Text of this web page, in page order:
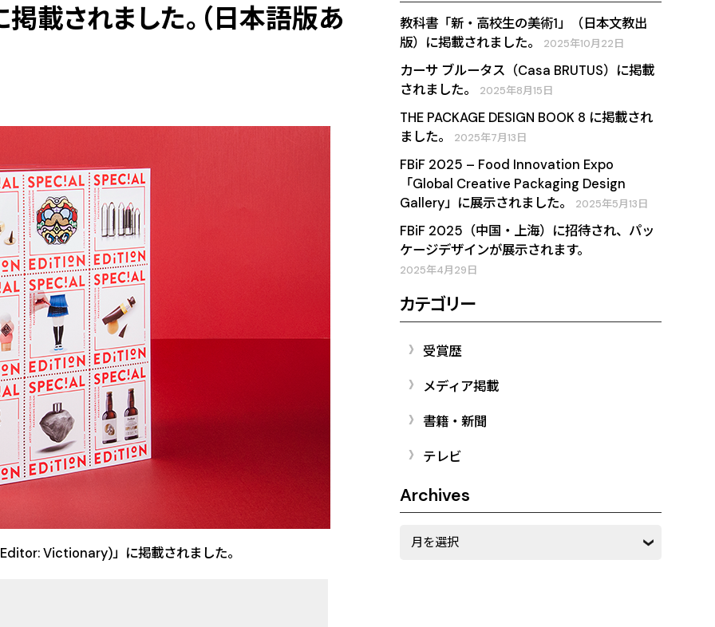
掲載されました。（日本語版あ
Victionary)」に掲載されました。
教科書「新・高校生の美術1」（日本文教出
版）に掲載されました。
2025年10月22日
カーサ ブルータス（Casa BRUTUS）に掲載
されました。
2025年8月15日
THE PACKAGE DESIGN BOOK 8 に掲載され
ました。
2025年7月13日
FBiF 2025 – Food Innovation Expo
「Global Creative Packaging Design
Gallery」に展示されました。
2025年5月13日
FBiF 2025（中国・上海）に招待され、パッ
ケージデザインが展示されます。
2025年4月29日
カテゴリー
受賞歴
メディア掲載
書籍・新聞
テレビ
Archives
Archives